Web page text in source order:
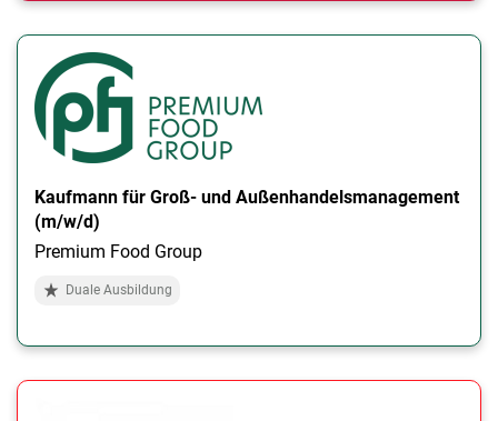
Kaufmann für Groß- und Außenhandelsmanagement
(m/w/d)
Premium Food Group
Duale Ausbildung